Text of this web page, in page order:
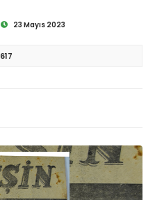
23 Mayıs 2023
617